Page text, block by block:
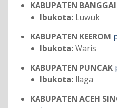
KABUPATEN BANGGAI
Ibukota:Luwuk
KABUPATEN KEEROM
Ibukota:Waris
KABUPATEN PUNCAK
Ibukota:Ilaga
KABUPATEN ACEH